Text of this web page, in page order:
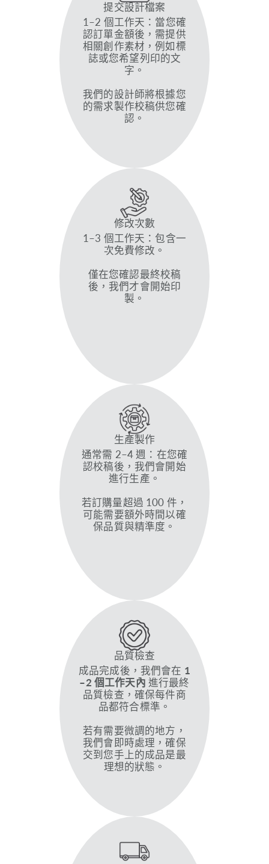
提交設計檔案
1–2 個工作天：當您確
認訂單金額後，需提供
相關創作素材，例如標
誌或您希望列印的文
字。
我們的設計師將根據您
的需求製作校稿供您確
認。
修改次數
1–3 個工作天：包含一
次免費修改。
僅在您確認最終校稿
後，我們才會開始印
製。
生產製作
通常需 2–4 週：在您確
認校稿後，我們會開始
進行生產。
若訂購量超過 100 件，
可能需要額外時間以確
保品質與精準度。
品質檢查
成品完成後，我們會在 1
–2 個工作天內 進行最終
品質檢查，確保每件商
品都符合標準。
若有需要微調的地方，
我們會即時處理，確保
交到您手上的成品是最
理想的狀態。